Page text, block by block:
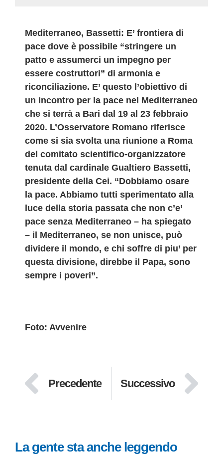
Mediterraneo, Bassetti: E’ frontiera di
pace dove è possibile “stringere un
patto e assumerci un impegno per
essere costruttori” di armonia e
riconciliazione. E’ questo l’obiettivo di
un incontro per la pace nel Mediterraneo
che si terrà a Bari dal 19 al 23 febbraio
2020. L’Osservatore Romano riferisce
come si sia svolta una riunione a Roma
del comitato scientifico-organizzatore
tenuta dal cardinale Gualtiero Bassetti,
presidente della Cei. “Dobbiamo osare
la pace. Abbiamo tutti sperimentato alla
luce della storia passata che non c’e’
pace senza Mediterraneo – ha spiegato
– il Mediterraneo, se non unisce, può
dividere il mondo, e chi soffre di piu’ per
questa divisione, direbbe il Papa, sono
sempre i poveri”.
Foto: Avvenire
Precedente Successivo
La gente sta anche leggendo